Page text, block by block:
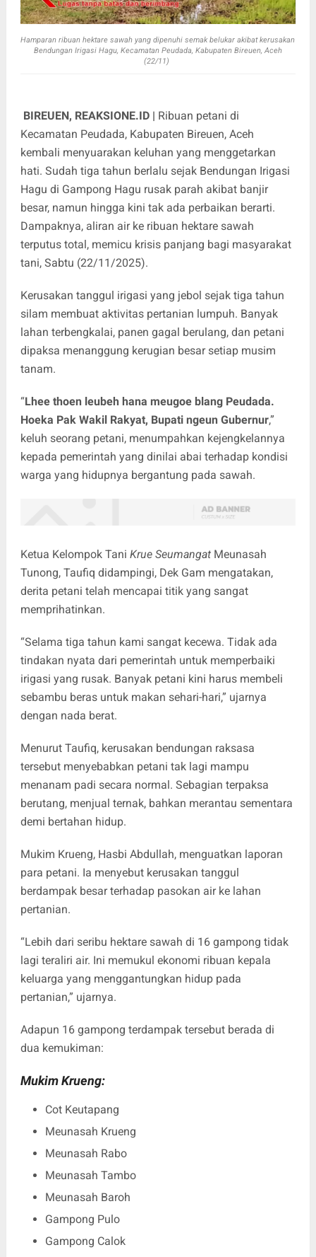
Hamparan ribuan hektare sawah yang dipenuhi semak belukar akibat kerusakan
Bendungan Irigasi Hagu, Kecamatan Peudada, Kabupaten Bireuen, Aceh
(22/11)
BIREUEN, REAKSIONE.ID | Ribuan petani di
Kecamatan Peudada, Kabupaten Bireuen, Aceh
kembali menyuarakan keluhan yang menggetarkan
hati. Sudah tiga tahun berlalu sejak Bendungan Irigasi
Hagu di Gampong Hagu rusak parah akibat banjir
besar, namun hingga kini tak ada perbaikan berarti.
Dampaknya, aliran air ke ribuan hektare sawah
terputus total, memicu krisis panjang bagi masyarakat
tani, Sabtu (22/11/2025).
Kerusakan tanggul irigasi yang jebol sejak tiga tahun
silam membuat aktivitas pertanian lumpuh. Banyak
lahan terbengkalai, panen gagal berulang, dan petani
dipaksa menanggung kerugian besar setiap musim
tanam.
“Lhee thoen leubeh hana meugoe blang Peudada.
Hoeka Pak Wakil Rakyat, Bupati ngeun Gubernur,”
keluh seorang petani, menumpahkan kejengkelannya
kepada pemerintah yang dinilai abai terhadap kondisi
warga yang hidupnya bergantung pada sawah.
Ketua Kelompok Tani Krue SeumangatMeunasah
Tunong, Taufiq didampingi, Dek Gam mengatakan,
derita petani telah mencapai titik yang sangat
memprihatinkan.
“Selama tiga tahun kami sangat kecewa. Tidak ada
tindakan nyata dari pemerintah untuk memperbaiki
irigasi yang rusak. Banyak petani kini harus membeli
sebambu beras untuk makan sehari-hari,” ujarnya
dengan nada berat.
Menurut Taufiq, kerusakan bendungan raksasa
tersebut menyebabkan petani tak lagi mampu
menanam padi secara normal. Sebagian terpaksa
berutang, menjual ternak, bahkan merantau sementara
demi bertahan hidup.
Mukim Krueng, Hasbi Abdullah, menguatkan laporan
para petani. Ia menyebut kerusakan tanggul
berdampak besar terhadap pasokan air ke lahan
pertanian.
“Lebih dari seribu hektare sawah di 16 gampong tidak
lagi teraliri air. Ini memukul ekonomi ribuan kepala
keluarga yang menggantungkan hidup pada
pertanian,” ujarnya.
Adapun 16 gampong terdampak tersebut berada di
dua kemukiman:
Mukim Krueng:
Cot Keutapang
Meunasah Krueng
Meunasah Rabo
Meunasah Tambo
Meunasah Baroh
Gampong Pulo
Gampong Calok